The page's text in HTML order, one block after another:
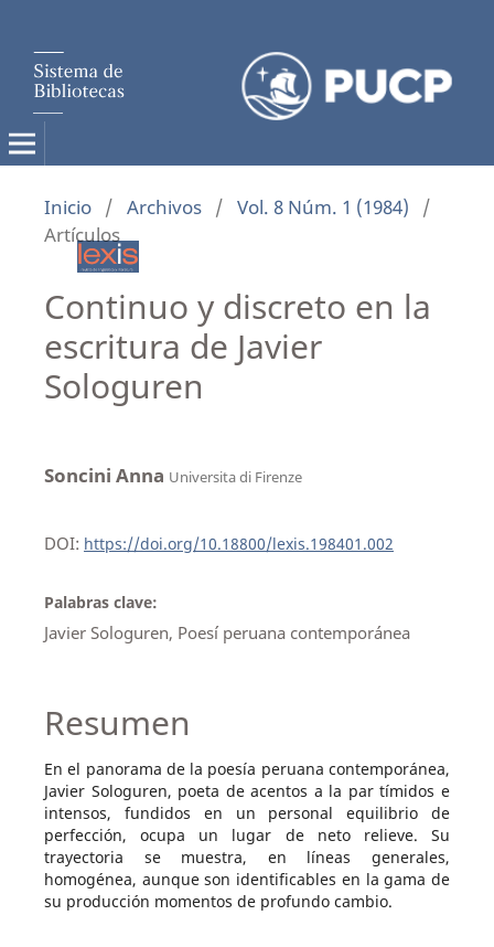
Inicio / Archivos / Vol. 8 Núm. 1 (1984)
/
Artículos
Continuo y discreto en la
escritura de Javier
Sologuren
Soncini Anna Universita di Firenze
DOI: https://doi.org/10.18800/lexis.198401.002
Palabras clave:
Javier Sologuren, Poesí peruana contemporánea
Resumen
En el panorama de la poesía peruana contemporánea,
Javier Sologuren, poeta de acentos a la par tímidos e
intensos, fundidos en un personal equilibrio de
perfección, ocupa un lugar de neto relieve. Su
trayectoria se muestra, en líneas generales,
homogénea, aunque son identificables en la gama de
su producción momentos de profundo cambio.